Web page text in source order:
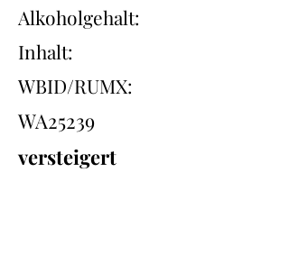
Alkoholgehalt:
Inhalt:
WBID/RUMX:
WA25239
versteigert